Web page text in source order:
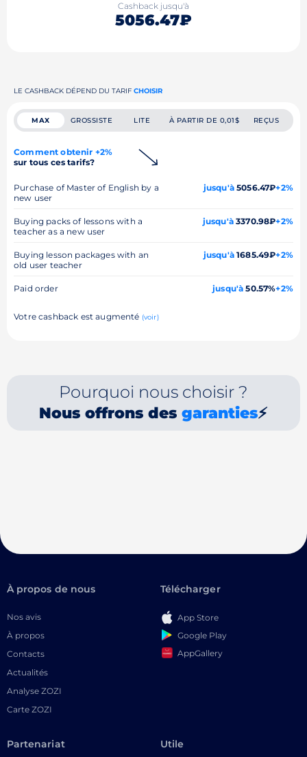
Cashback jusqu'à
5056.47₽
LE CASHBACK DÉPEND DU TARIF CHOISIR
MAX GROSSISTE LITE À PARTIR DE 0,01$ REÇUS
Comment obtenir +2%
sur tous ces tarifs?
Purchase of Master of English by a
new user
jusqu'à5056.47₽+2%
Buying packs of lessons with a
teacher as a new user
jusqu'à3370.98₽+2%
Buying lesson packages with an
old user teacher
jusqu'à1685.49₽+2%
Paid order jusqu'à 50.57%+2%
Votre cashback est augmenté (voir)
Pourquoi nous choisir ?
Nous offrons desgaranties⚡
À propos de nous
Nos avis
À propos
Contacts
Actualités
Analyse ZOZI
Carte ZOZI
Télécharger
App Store
Google Play
AppGallery
Partenariat Utile